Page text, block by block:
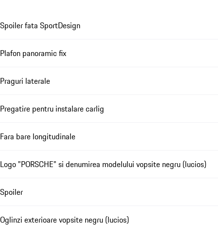
Spoiler fata SportDesign
Plafon panoramic fix
Praguri laterale
Pregatire pentru instalare carlig
Fara bare longitudinale
Logo "PORSCHE" si denumirea modelului vopsite negru (lucios)
Spoiler
Oglinzi exterioare vopsite negru (lucios)